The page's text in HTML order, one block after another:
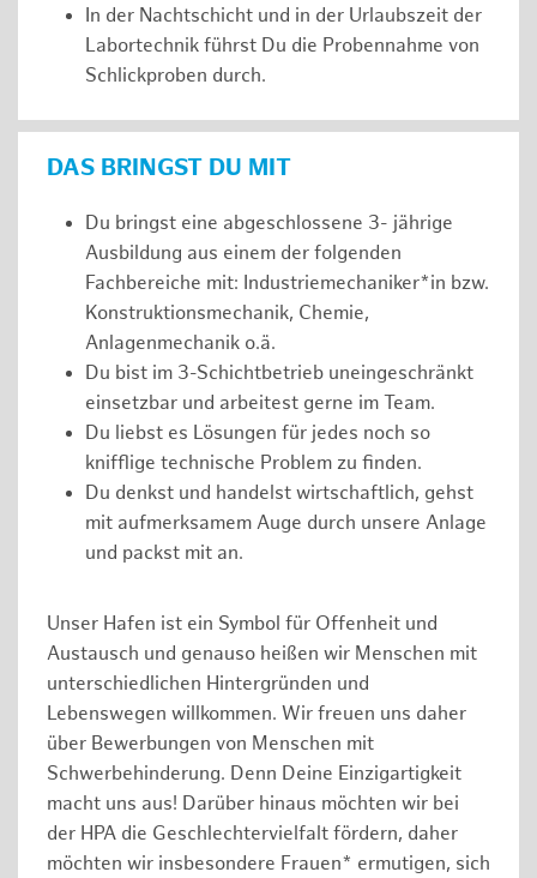
In der Nachtschicht und in der Urlaubszeit der
Labortechnik führst Du die Probennahme von
Schlickproben durch.
DAS BRINGST DU MIT
Du bringst eine abgeschlossene 3- jährige
Ausbildung aus einem der folgenden
Fachbereiche mit: Industriemechaniker*in bzw.
Konstruktionsmechanik, Chemie,
Anlagenmechanik o.ä.
Du bist im 3-Schichtbetrieb uneingeschränkt
einsetzbar und arbeitest gerne im Team.
Du liebst es Lösungen für jedes noch so
knifflige technische Problem zu finden.
Du denkst und handelst wirtschaftlich, gehst
mit aufmerksamem Auge durch unsere Anlage
und packst mit an.
Unser Hafen ist ein Symbol für Offenheit und
Austausch und genauso heißen wir Menschen mit
unterschiedlichen Hintergründen und
Lebenswegen willkommen. Wir freuen uns daher
über Bewerbungen von Menschen mit
Schwerbehinderung. Denn Deine Einzigartigkeit
macht uns aus! Darüber hinaus möchten wir bei
der HPA die Geschlechtervielfalt fördern, daher
möchten wir insbesondere Frauen* ermutigen, sich